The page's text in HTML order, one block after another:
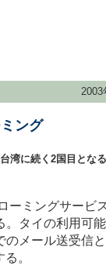
ング
湾に続く2国目とな
ミングサービ
タイの利用可
メール送受信
。